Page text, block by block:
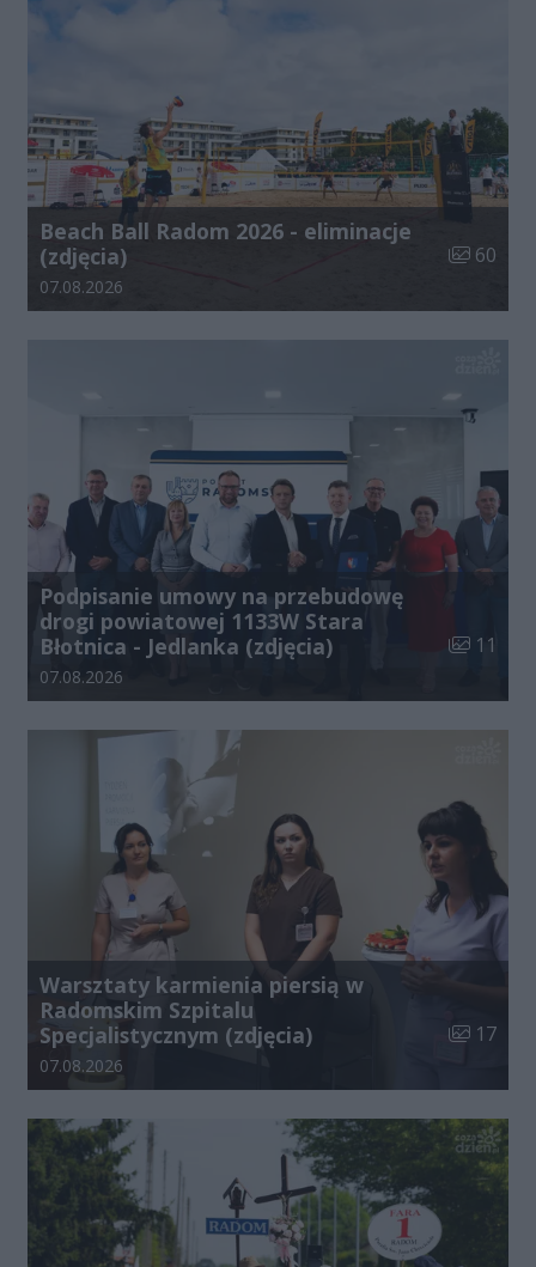
Beach Ball Radom 2026 - eliminacje
(zdjęcia)
Liczba
60
Data dodania galerii:
07.08.2026
Podpisanie umowy na przebudowę
drogi powiatowej 1133W Stara
Błotnica - Jedlanka (zdjęcia)
Liczba
11
Data dodania galerii:
07.08.2026
Warsztaty karmienia piersią w
Radomskim Szpitalu
Specjalistycznym (zdjęcia)
Liczba
17
Data dodania galerii:
07.08.2026